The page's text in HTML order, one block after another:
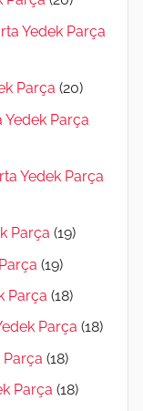
Yedek Parça
Parça (20)
Yedek Parça
Yedek Parça
Parça (19)
(19)
Parça (18)
Parça (18)
Parça (18)
Parça (18)